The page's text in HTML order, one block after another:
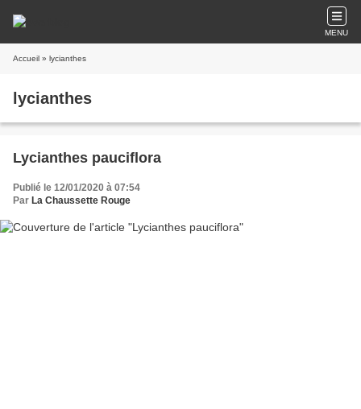
MENU
Accueil » lycianthes
lycianthes
Lycianthes pauciflora
Publié le 12/01/2020 à 07:54
Par La Chaussette Rouge